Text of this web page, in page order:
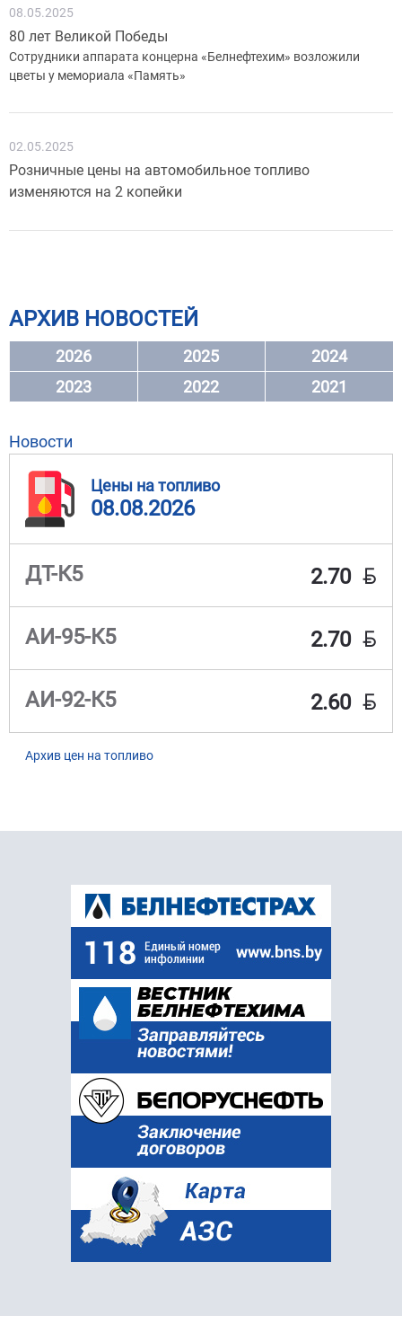
08.05.2025
80 лет Великой Победы
Сотрудники аппарата концерна «Белнефтехим» возложили
цветы у мемориала «Память»
02.05.2025
Розничные цены на автомобильное топливо
изменяются на 2 копейки
АРХИВ НОВОСТЕЙ
2026 2025
2024
2023
2022 2021
Новости
Цены на топливо
08.08.2026
ДТ-К5 2.70 BYN
АИ-95-К5 2.70 BYN
АИ-92-К5 2.60 BYN
Архив цен на топливо